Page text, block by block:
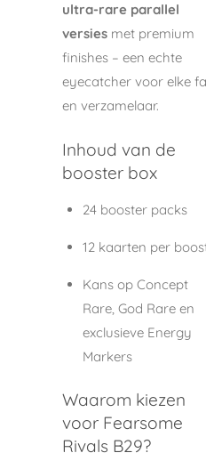
ultra-rare parallel
versies met premium
finishes – een echte
eyecatcher voor elke
en verzamelaar.
Inhoud van de
booster box
24 booster packs
12 kaarten per
Kans op Concept
Rare, God Rare en
exclusieve Energy
Markers
Waarom kiezen
voor Fearsome
Rivals B29?